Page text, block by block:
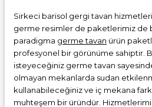
Sirkeci barisol gergi tavan
germe resimler de paketlerimiz de
paradigma germe tavan ürün
profesyonel bir görünüme sahiptir.
isteyeceğiniz germe tavan
olmayan mekanlarda sudan
kullanabileceğiniz ve iç mekana
muhteşem bir üründür.